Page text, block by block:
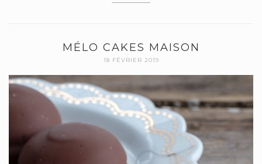
MÉLO CAKES MAISON
18 FÉVRIER 2019